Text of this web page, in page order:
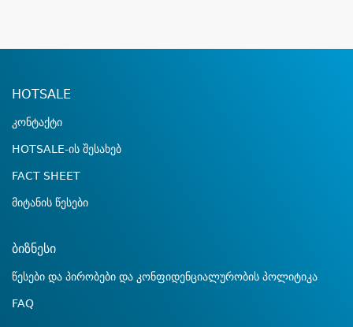
HOTSALE
კონტაქტი
HOTSALE-ის შესახებ
FACT SHEET
მიტანის წესები
ბიზნესი
წესები და პირობები და კონფიდენციალურობის პოლიტიკა
FAQ